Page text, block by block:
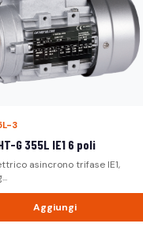
3
G 355L IE1 6 poli
asincrono trifase IE1,
Aggiungi